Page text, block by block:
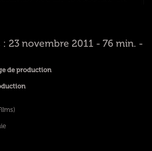
: 23 novembre 2011 - 76 min. -
de production